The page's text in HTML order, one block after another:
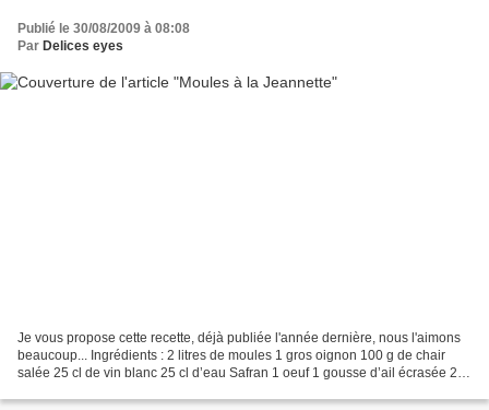
Publié le 30/08/2009 à 08:08
Par Delices eyes
Je vous propose cette recette, déjà publiée l'année dernière, nous l'aimons
beaucoup... Ingrédients : 2 litres de moules 1 gros oignon 100 g de chair
salée 25 cl de vin blanc 25 cl d’eau Safran 1 oeuf 1 gousse d’ail écrasée 20